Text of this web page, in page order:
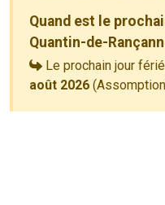
Quand est le
Quantin-de-
Le prochain jour
août 2026